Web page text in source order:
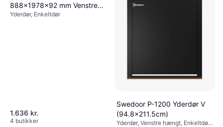
888x1978x92 mm Venstre
Yderdør (x)
Yderdør, Enkeltdør
1.636 kr.
4 butikker
Swedoor P-1200 Yderdør V
(94.8x211.5cm)
Yderdør, Venstre hængt, Enkeltdør,